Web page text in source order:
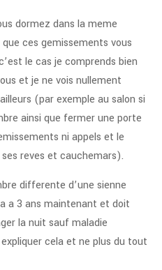
dormez dans la meme
ces gemissements vous
le cas je comprends bien
et je ne vois nullement
(par exemple au salon si
ainsi que fermer une porte
ni appels et le
reves et cauchemars).
differente d’une sienne
a 3 ans maintenant et doit
la nuit sauf maladie
cela et ne plus du tout